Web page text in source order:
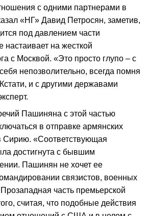
с одними партнерами в
«НГ» Давид Петросян, заметив,
под давлением части
настаивает на жесткой
с Москвой. «Это просто глупо – с
непозволительно, всегда помня
и с другими державами
Пашиняна с этой частью
в отправке армянских
Сирию. «Соответствующая
достигнута с бывшим
Пашинян не хочет ее
связистов, военных
часть премьерской
считая, что подобные действия